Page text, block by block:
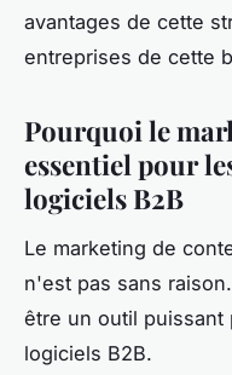
avantages de cette
entreprises de cette
Pourquoi le
essentiel pour
logiciels B2B
Le marketing de
n'est pas sans raison.
être un outil
logiciels B2B.